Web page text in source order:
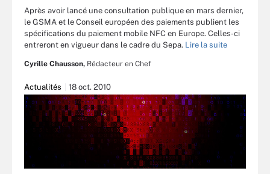
Après avoir lancé une consultation publique en mars dernier,
le GSMA et le Conseil européen des paiements publient les
spécifications du paiement mobile NFC en Europe. Celles-ci
entreront en vigueur dans le cadre du Sepa. Lire la suite
Cyrille Chausson, Rédacteur en Chef
Actualités 18 oct. 2010